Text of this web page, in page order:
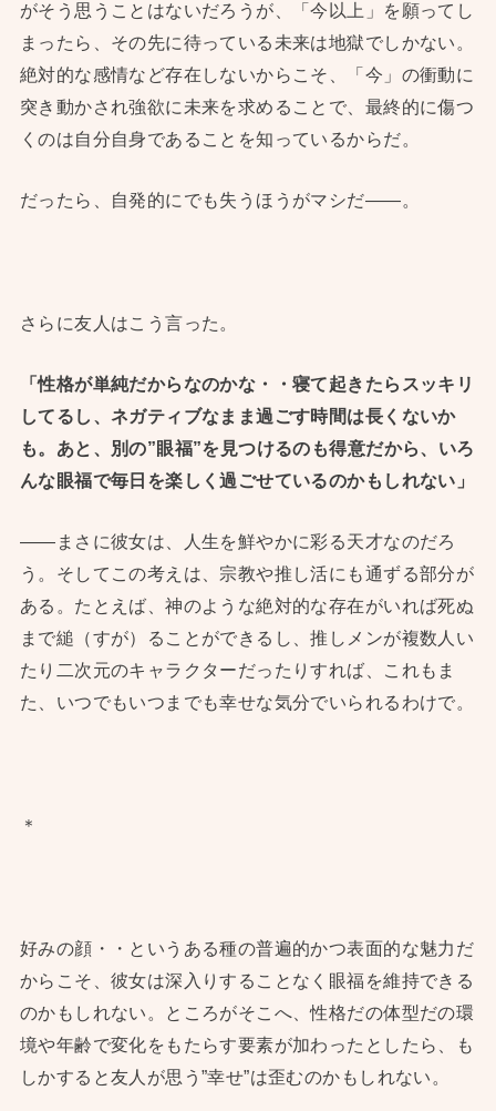
がそう思うことはないだろうが、「今以上」を願ってし
まったら、その先に待っている未来は地獄でしかない。
絶対的な感情など存在しないからこそ、「今」の衝動に
突き動かされ強欲に未来を求めることで、最終的に傷つ
くのは自分自身であることを知っているからだ。
だったら、自発的にでも失うほうがマシだ——。
さらに友人はこう言った。
「性格が単純だからなのかな・・寝て起きたらスッキリ
してるし、ネガティブなまま過ごす時間は長くないか
も。あと、別の”眼福”を見つけるのも得意だから、いろ
んな眼福で毎日を楽しく過ごせているのかもしれない」
——まさに彼女は、人生を鮮やかに彩る天才なのだろ
う。そしてこの考えは、宗教や推し活にも通ずる部分が
ある。たとえば、神のような絶対的な存在がいれば死ぬ
まで縋（すが）ることができるし、推しメンが複数人い
たり二次元のキャラクターだったりすれば、これもま
た、いつでもいつまでも幸せな気分でいられるわけで。
＊
好みの顔・・というある種の普遍的かつ表面的な魅力だ
からこそ、彼女は深入りすることなく眼福を維持できる
のかもしれない。ところがそこへ、性格だの体型だの環
境や年齢で変化をもたらす要素が加わったとしたら、も
しかすると友人が思う”幸せ”は歪むのかもしれない。